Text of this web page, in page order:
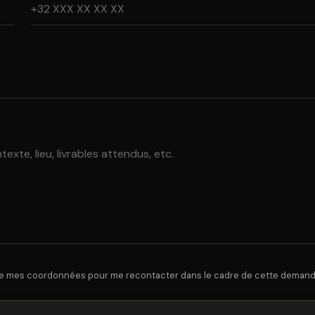
coordonnées pour me recontacter dans le cadre de cette